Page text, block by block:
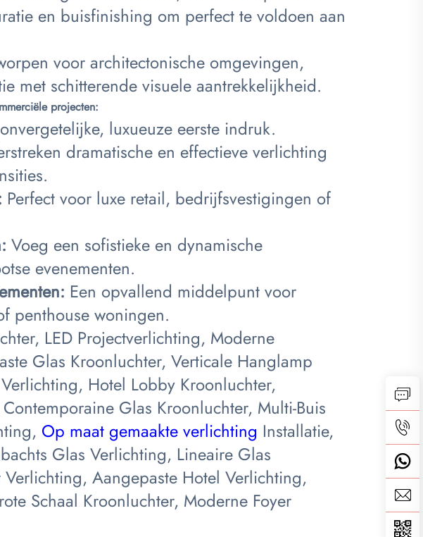
en buisfinishing om perfect te voldoen aan
voor architectonische omgevingen,
met schitterende visuele aantrekkelijkheid.
projecten:
luxueuze eerste indruk.
dramatische en effectieve verlichting
Perfect voor luxe retail, bedrijfsvestigingen of
Voeg een sofistieke en dynamische
evenementen.
Een opvallend middelpunt voor
penthouse woningen.
LED Projectverlichting, Moderne
Glas Kroonluchter, Verticale Hanglamp
Hotel Lobby Kroonluchter,
Glas Kroonluchter, Multi-Buis
Op maat gemaakte verlichting Installatie,
Glas Verlichting, Lineaire Glas
Aangepaste Hotel Verlichting,
Schaal Kroonluchter, Moderne Foyer